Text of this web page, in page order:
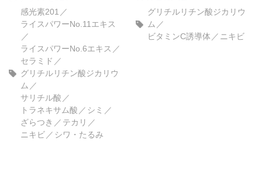
感光素201
ライスパワーNo.11エキス
ライスパワーNo.6エキス
セラミド
グリチルリチン酸ジカリウ
ム
サリチル酸
トラネキサム酸
シミ
ざらつき
テカリ
ニキビ
シワ・たるみ
グリチルリチン酸ジカリウ
ム
ビタミンC誘導体
ニキビ